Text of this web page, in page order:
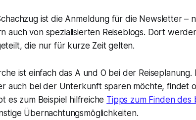
ist die Anmeldung für die Newsletter –
auch von spezialisierten Reiseblogs. Dort
die nur für kurze Zeit gelten.
ist einfach das A und O bei der Reiseplanung.
auch bei der Unterkunft sparen möchte, findet
es zum Beispiel hilfreiche Tipps zum Finden des
Übernachtungsmöglichkeiten.